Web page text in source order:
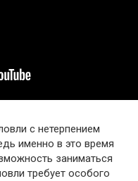
с нетерпением
именно в это время
заниматься
требует особого